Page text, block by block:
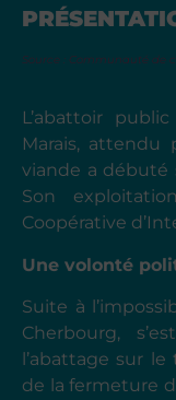
Source : Communauté de
L’abattoir
Marais, attendu
viande a débuté
Son
Coopérative
Une volonté
Suite à
Cherbourg,
l’abattage sur
de la fermeture